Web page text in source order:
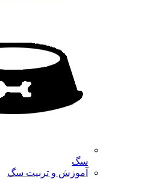
سگ
آموزش و تربیت سگ